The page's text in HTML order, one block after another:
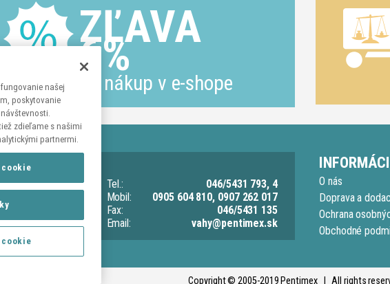
ZĽAVA
6%
na nákup v e-shope
Tužina č. 26
SK202 0434 174
Tel.:
046/5431 793, 4
Mobil:
0905 604 810, 0907 262 017
Fax:
046/5431 135
Email:
vahy@pentimex.sk
O nás
Doprava a
Ochrana
Obchodné
Copyright © 2005-2019 Pentimex | All rights
našej
poskytovanie
zdieľame s našimi
partnermi.
cookie
cookie